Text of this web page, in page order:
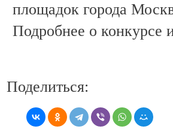
площадок города
Подробнее о конкурсе
Поделиться: